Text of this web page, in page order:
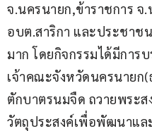
จ.นครนายก,ข้าราชการ
อบต.สาริกา และประชาช
มาก โดยกิจกรรมได้มีการ
เจ้าคณะจังหวัดนครนายก
ตักบาตรนมจืด ถวายพระ
วัตถุประสงค์เพื่อพัฒนาแล